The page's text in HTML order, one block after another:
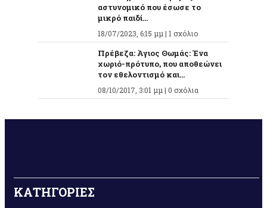
αστυνομικό που έσωσε το
μικρό παιδί...
18/07/2023, 6:15 μμ | 1 σχόλιο
Πρέβεζα: Άγιος Θωμάς: Ένα
χωριό-πρότυπο, που αποθεώνει
τον εθελοντισμό και...
08/10/2017, 3:01 μμ | 0 σχόλια
ΚΑΤΗΓΟΡΙΕΣ